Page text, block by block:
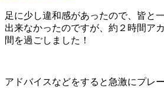
足に少し違和感があったので、皆と
出来なかったのですが、約２時間ア
間を過ごしました！
アドバイスなどをすると急激にプレ